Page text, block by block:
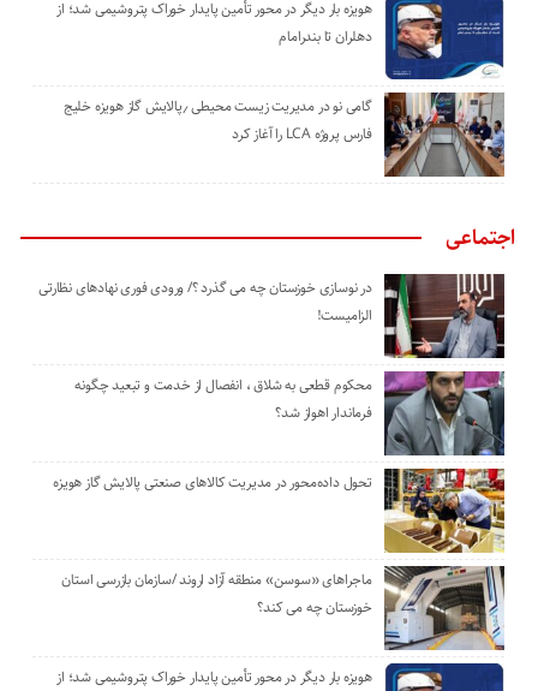
هویزه بار دیگر در محور تأمین پایدار خوراک پتروشیمی شد؛ از
دهلران تا بندرامام
گامی نو در مدیریت زیست ‌محیطی ٫پالایش گاز هویزه خلیج
‌فارس پروژه LCA را آغاز کرد
اجتماعی
در نوسازی خوزستان چه می گذرد ؟/ ورودی فوری نهادهای نظارتی
الزامیست!
محکوم قطعی به شلاق ، انفصال از خدمت و تبعید چگونه
فرماندار اهواز شد؟
تحول داده‌محور در مدیریت کالاهای صنعتی پالایش گاز هویزه
ماجراهای «سوسن» منطقه آزاد اروند /سازمان بازرسی استان
خوزستان چه می کند؟
هویزه بار دیگر در محور تأمین پایدار خوراک پتروشیمی شد؛ از